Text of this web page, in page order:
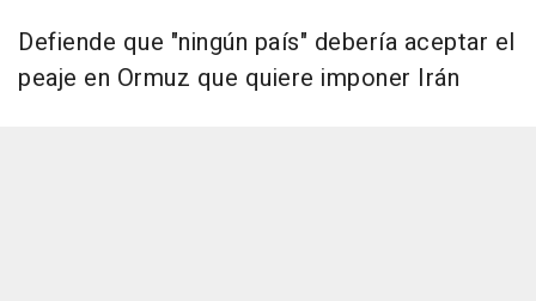
Defiende que "ningún país" debería aceptar el
peaje en Ormuz que quiere imponer Irán